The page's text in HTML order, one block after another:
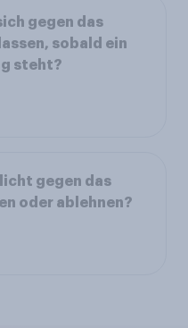
gegen das
sobald ein
steht?
gegen das
oder ablehnen?